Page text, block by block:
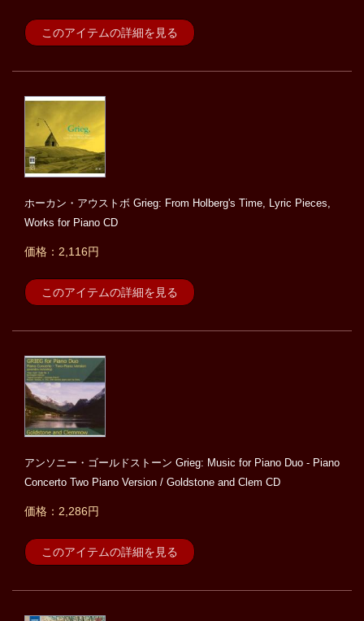
このアイテムの詳細を見る
ホーカン・アウストボ Grieg: From Holberg's Time, Lyric Pieces,
Works for Piano CD
価格：2,116円
このアイテムの詳細を見る
アンソニー・ゴールドストーン Grieg: Music for Piano Duo - Piano
Concerto Two Piano Version / Goldstone and Clem CD
価格：2,286円
このアイテムの詳細を見る